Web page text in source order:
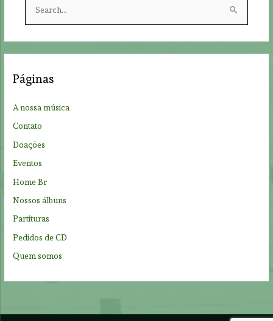
r
h
:
Páginas
A nossa música
Contato
Doações
Eventos
Home Br
Nossos álbuns
Partituras
Pedidos de CD
Quem somos